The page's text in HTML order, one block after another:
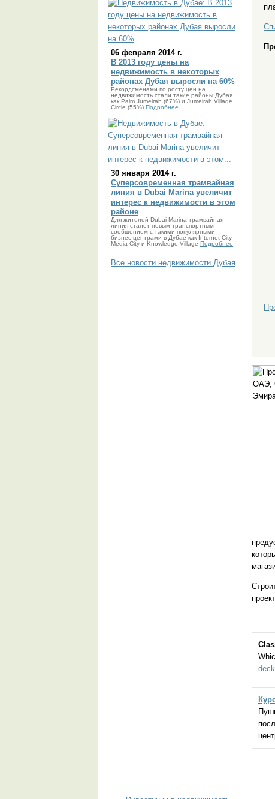
06 февраля 2014 г.
В 2013 году цены на
недвижимость в некоторых
районах Дубая выросли на 60%
Рекордсменами по росту цен на
недвижимость стали такие районы Дубая
как Palm Jumeirah (67%) и Jumeirah Village
Circle (55%) Подробнее
30 января 2014 г.
Суперсовременная трамвайная
линия в Dubai Marina увеличит
интерес к недвижимости в этом
районе
Для жителей Dubai Marina трамвайная
линия станет новым транспортным
сообщением с такими популярными
бизнес-центрами в Дубае как Internet City,
Media City и Knowledge Village Подробнее
Все новости недвижимости Дубая